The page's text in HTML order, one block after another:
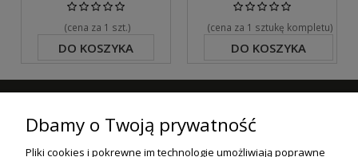
(cena za 1 szt.)
DO KOSZYKA
(cena za 1 sztukę kompletu)
DO KOSZYKA
Dbamy o Twoją prywatność
Pliki cookies i pokrewne im technologie umożliwiają poprawne